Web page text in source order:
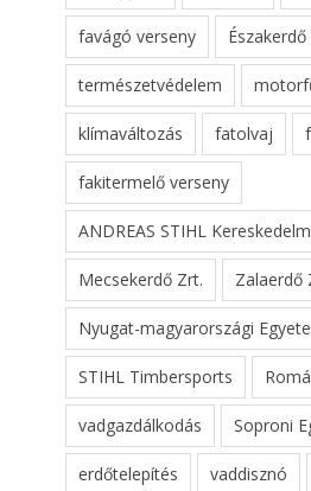
favágó verseny Északerdő
természetvédelem
klímaváltozás fatolvaj
fakitermelő verseny
ANDREAS STIHL
Mecsekerdő Zrt. Zalaerdő
Nyugat-magyarországi
STIHL Timbersports
vadgazdálkodás Soproni
erdőtelepítés vaddisznó